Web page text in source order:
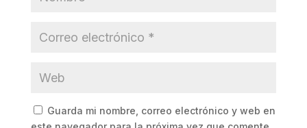
Guarda mi nombre, correo electrónico y web en